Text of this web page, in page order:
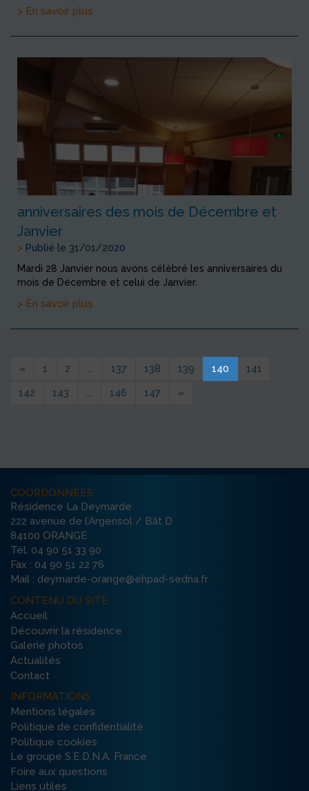
> En savoir plus
anniversaires des mois de Décembre et
Janvier
> Publié le 31/01/2020
Mardi 28 Janvier nous avons célèbré les anniversaires du
mois de Décembre et celui de Janvier.
> En savoir plus
« 1 2 ... 137 138 139 140
141
142
143 ... 146 147 »
COORDONNÉES
Résidence La Deymarde
222 avenue de l’Argensol / Bât D
84100 ORANGE
Tél. 04 90 51 33 90
Fax : 04 90 51 22 76
Mail : deymarde-orange@ehpad-sedna.fr
CONTENU DU SITE
Accueil
Découvrir la résidence
Galerie photos
Actualités
Contact
INFORMATIONS
Mentions légales
Politique de confidentialité
Politique cookies
Le groupe S.E.D.N.A. France
Foire aux questions
Liens utiles